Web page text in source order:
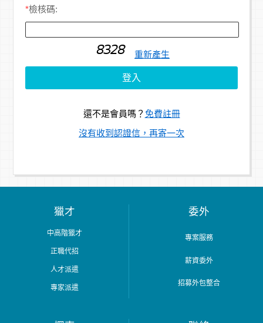
*檢核碼:
重新產生
還不是會員嗎？ 免費註冊
沒有收到認證信，再寄一次
獵才
中高階獵才
正職代招
人才派遣
專家派遣
委外
專案服務
薪資委外
招募外包整合